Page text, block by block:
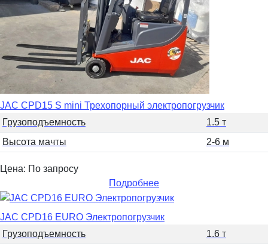
JAC CPD15 S mini Трехопорный электропогрузчик
Грузоподъемность
1.5 т
Высота мачты
2-6 м
Цена: По запросу
Подробнее
JAC CPD16 EURO Электропогрузчик
Грузоподъемность
1.6 т